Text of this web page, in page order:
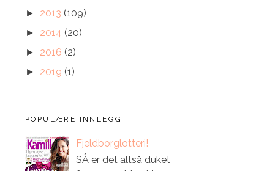
► 2013 (109)
► 2014 (20)
► 2016 (2)
► 2019 (1)
POPULÆRE INNLEGG
Fjeldborglotteri!
SÅ er det altså duket